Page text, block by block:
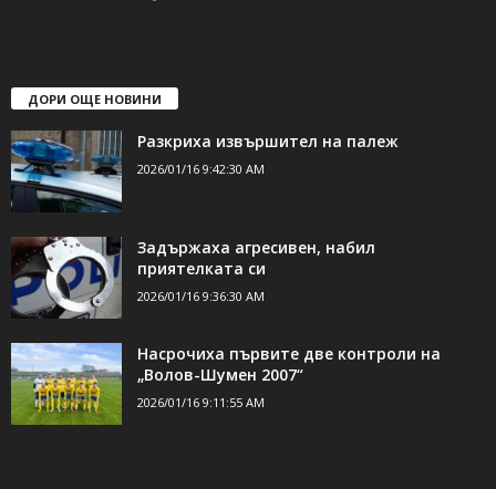
ДОРИ ОЩЕ НОВИНИ
Разкриха извършител на палеж
2026/01/16 9:42:30 AM
Задържаха агресивен, набил
приятелката си
2026/01/16 9:36:30 AM
Насрочиха първите две контроли на
„Волов-Шумен 2007“
2026/01/16 9:11:55 AM